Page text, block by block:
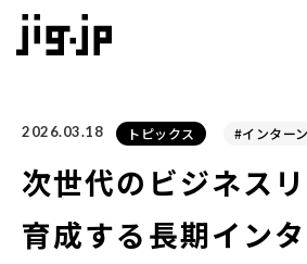
2026.03.18 トピックス #インター
次世代のビジネス
育成する長期イン